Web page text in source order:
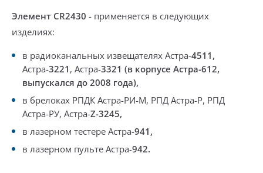
Элемент CR2430 - применяется в следующих
изделиях:
в радиоканальных извещателях Астра-4511,
Астра-3221 , Астра-3321 (в корпусе Астра-612,
выпускался до 2008 года),
в брелоках РПДК Астра-РИ-М, РПД Астра-Р, РПД
Астра-РУ, Астра-Z-3245,
в лазерном тестере Астра-941,
в лазерном пульте Астра-942.